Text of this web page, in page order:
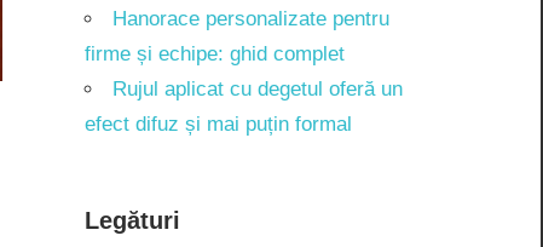
Hanorace personalizate pentru
firme și echipe: ghid complet
Rujul aplicat cu degetul oferă un
efect difuz și mai puțin formal
Legături